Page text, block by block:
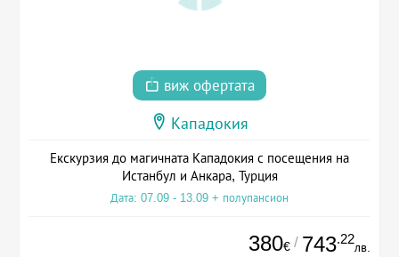
виж офертата
Кападокия
Екскурзия до магичната Кападокия с посещения на
Истанбул и Анкара, Турция
Дата: 07.09 - 13.09 + полупансион
380€ / 743.22
лв.